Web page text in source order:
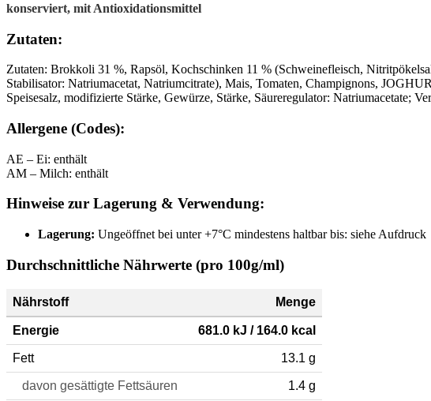
konserviert, mit Antioxidationsmittel
Zutaten:
Zutaten: Brokkoli 31 %, Rapsöl, Kochschinken 11 % (Schweinefleisch,
Stabilisator: Natriumacetat, Natriumcitrate), Mais, Tomaten, Champignons,
Speisesalz, modifizierte Stärke, Gewürze, Stärke, Säureregulator: Natriumacetate;
Allergene (Codes):
AE – Ei: enthält
AM – Milch: enthält
Hinweise zur Lagerung & Verwendung:
Lagerung: Ungeöffnet bei unter +7°C mindestens haltbar bis: siehe Aufdruck
Durchschnittliche Nährwerte (pro 100g/ml)
Nährstoff Menge
Energie 681.0 kJ / 164.0 kcal
Fett 13.1 g
davon gesättigte Fettsäuren 1.4 g